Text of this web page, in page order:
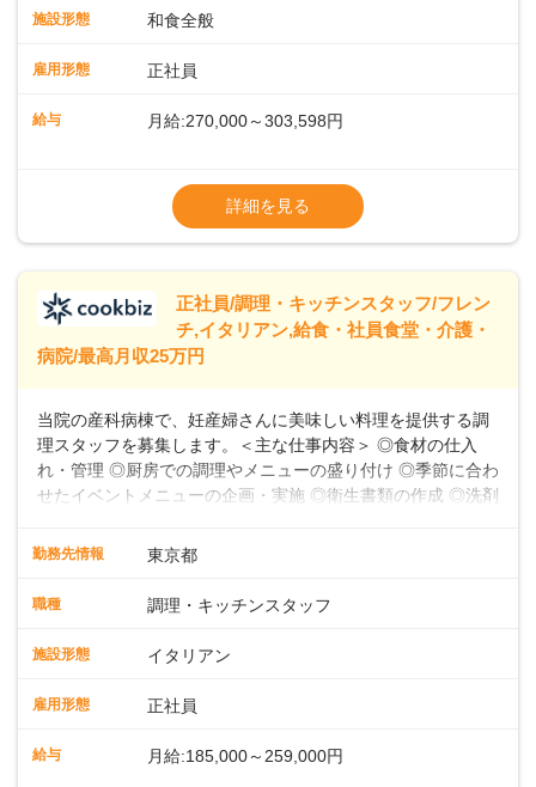
ます。スキルや経験に応じて発注業務やアルバイトスタッフ
新宿・東京駅まで20分圏内と便利な好ロケーション。ビジネ
ームほか、朝食からディナーまでお楽しみいただけるオール
◎ワークライフバランスがとりやすい♪年間休日118～121
日。長期休暇の取得も推奨しているほか、バースデー休暇や
万円、最長10年間として、当社が直接返済を行います。
施設形態 和食全般
雇用形態 正社員
給与 月給:270,000～303,598円
◎賞与／年2回（年2か月分支給）
※経験・能力および年齢・前職給与を考慮し
て優遇いたします
※試用期間3ヶ月（同条件）
※給与には固定残業代（月22時間分、
39,600円～43,598円分）を含みます。超過
詳細を見る
正社員/調理・キッチンスタッフ/フレン
チ,イタリアン,給食・社員食堂・介護・
病院/最高月収25万円
当院の産科病棟で、妊産婦さんに美味しい料理を提供する調
理スタッフを募集します。＜主な仕事内容＞ ◎食材の仕入
れ・管理 ◎厨房での調理やメニューの盛り付け ◎季節に合わ
せたイベントメニューの企画・実施 ◎衛生書類の作成 ◎洗剤
フの指導 など★フレンチ・和・洋・中・イタリアンなど、
れ・管理から、厨房での調理やメニューの盛り付け、さらに
す。フレンチのコース料理から和・洋・中・イタリアンま
品発注、食数管理も担当していただきます。各時間帯スタッ
や育成業務もあるため、スキルアップを目指せます。お産前
勤務先情報 東京都
職種 調理・キッチンスタッフ
施設形態 イタリアン
雇用形態 正社員
給与 月給:185,000～259,000円